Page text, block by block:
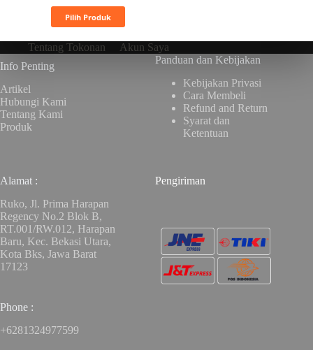
Pilih Produk
Tentang Tokonan
Akun Saya
Info Penting
Artikel
Hubungi Kami
Tentang Kami
Produk
Panduan dan Kebijakan
Kebijakan Privasi
Cara Membeli
Refund and Return
Syarat dan
Ketentuan
Alamat :
Ruko, Jl. Prima Harapan
Regency No.2 Blok B,
RT.001/RW.012, Harapan
Baru, Kec. Bekasi Utara,
Kota Bks, Jawa Barat
17123
Phone :
+6281324977599
Pengiriman